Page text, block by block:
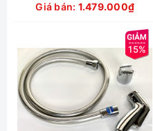
Giá bán: 1.479.000₫
15%